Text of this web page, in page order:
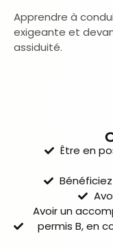
Apprendre à
exigeante et
assiduité.
Être en
Avoir un
permis B, en